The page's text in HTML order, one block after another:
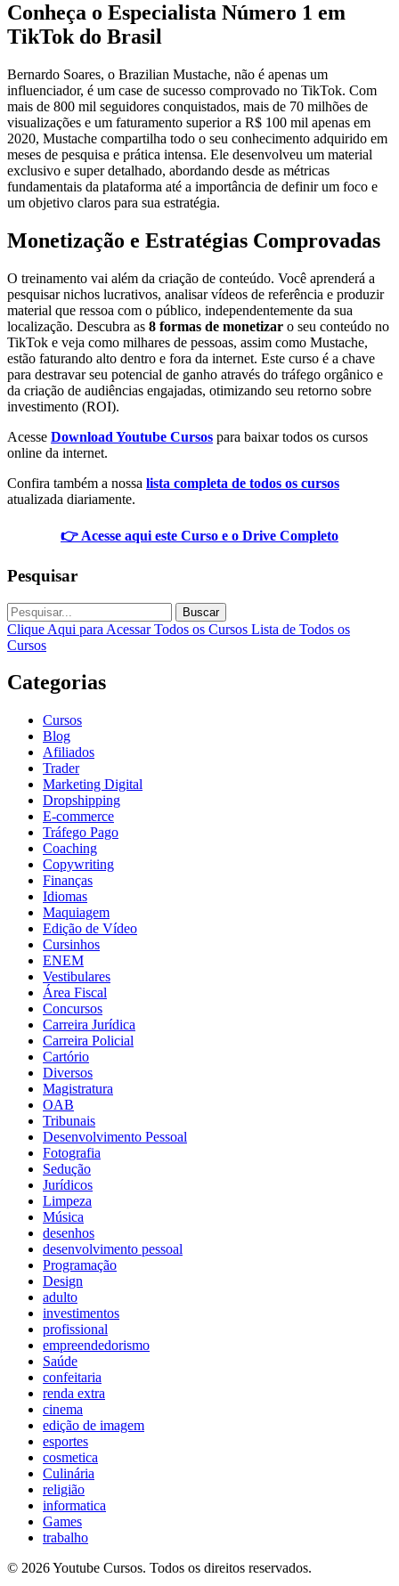
Conheça o Especialista Número 1 em
TikTok do Brasil
Bernardo Soares, o Brazilian Mustache, não é apenas um
influenciador, é um case de sucesso comprovado no TikTok. Com
mais de 800 mil seguidores conquistados, mais de 70 milhões de
visualizações e um faturamento superior a R$ 100 mil apenas em
2020, Mustache compartilha todo o seu conhecimento adquirido em
meses de pesquisa e prática intensa. Ele desenvolveu um material
exclusivo e super detalhado, abordando desde as métricas
fundamentais da plataforma até a importância de definir um foco e
um objetivo claros para sua estratégia.
Monetização e Estratégias Comprovadas
O treinamento vai além da criação de conteúdo. Você aprenderá a
pesquisar nichos lucrativos, analisar vídeos de referência e produzir
material que ressoa com o público, independentemente da sua
localização. Descubra as 8 formas de monetizar o seu conteúdo no
TikTok e veja como milhares de pessoas, assim como Mustache,
estão faturando alto dentro e fora da internet. Este curso é a chave
para destravar seu potencial de ganho através do tráfego orgânico e
da criação de audiências engajadas, otimizando seu retorno sobre
investimento (ROI).
Acesse Download Youtube Cursos para baixar todos os cursos
online da internet.
Confira também a nossa lista completa de todos os cursos
atualizada diariamente.
👉 Acesse aqui este Curso e o Drive Completo
Pesquisar
Buscar
Clique Aqui para Acessar Todos os Cursos Lista de Todos os
Cursos
Categorias
Cursos
Blog
Afiliados
Trader
Marketing Digital
Dropshipping
E-commerce
Tráfego Pago
Coaching
Copywriting
Finanças
Idiomas
Maquiagem
Edição de Vídeo
Cursinhos
ENEM
Vestibulares
Área Fiscal
Concursos
Carreira Jurídica
Carreira Policial
Cartório
Diversos
Magistratura
OAB
Tribunais
Desenvolvimento Pessoal
Fotografia
Sedução
Jurídicos
Limpeza
Música
desenhos
desenvolvimento pessoal
Programação
Design
adulto
investimentos
profissional
empreendedorismo
Saúde
confeitaria
renda extra
cinema
edição de imagem
esportes
cosmetica
Culinária
religião
informatica
Games
trabalho
© 2026 Youtube Cursos. Todos os direitos reservados.